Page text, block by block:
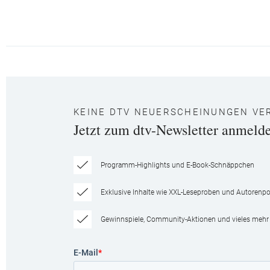
KEINE DTV NEUERSCHEINUNGEN
Jetzt zum dtv-Newsletter
Programm-Highlights und E-Book-Schnäppchen
Exklusive Inhalte wie XXL-Leseproben und
Gewinnspiele, Community-Aktionen und vieles mehr
E-Mail *